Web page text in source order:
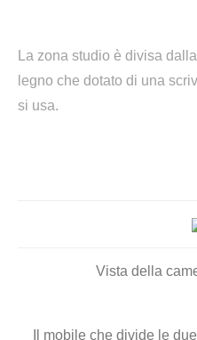
La zona studio è divisa
legno che dotato di una
si usa.
Vista della
Il mobile che divide le